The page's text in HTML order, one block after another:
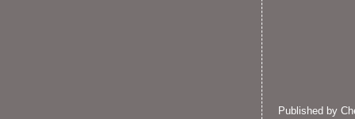
Published by